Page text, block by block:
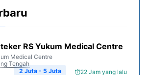
RS Yukum Medical Centre
Medical Centre
Tengah
22 Jam yang lalu
2 Juta - 5 Juta